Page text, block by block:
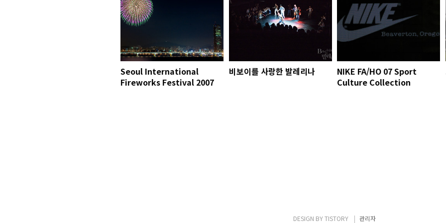
Seoul International
Fireworks Festival 2007
비보이를 사랑한 발레리나
NIKE FA/HO 07 Sport
Culture Collection
DESIGN BYTISTORY 관리자